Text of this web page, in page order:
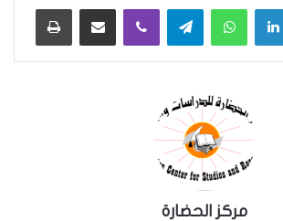
لينكدإن واتساب
مركز الحضارة